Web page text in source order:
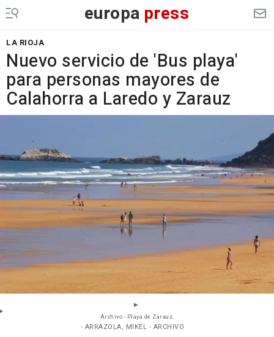
europa press
LA RIOJA
Nuevo servicio de 'Bus playa'
para personas mayores de
Calahorra a Laredo y Zarauz
Archivo - Playa de Zarauz.
- ARRAZOLA, MIKEL - ARCHIVO